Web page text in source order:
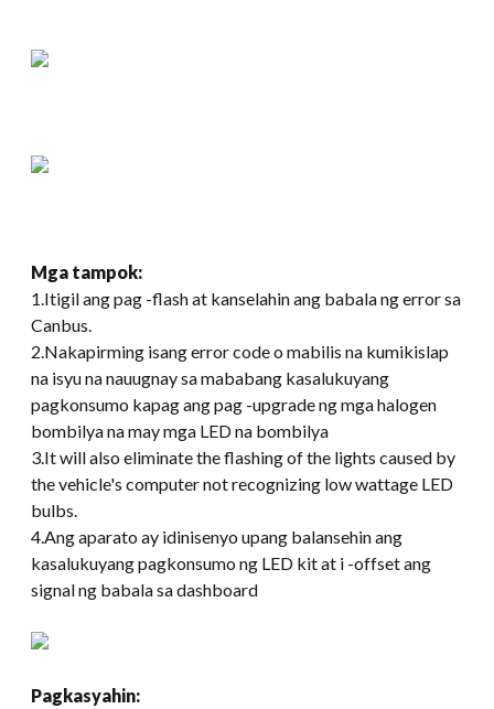
Mga tampok:
1.Itigil ang pag -flash at kanselahin ang babala ng error sa
Canbus.
2.Nakapirming isang error code o mabilis na kumikislap
na isyu na nauugnay sa mababang kasalukuyang
pagkonsumo kapag ang pag -upgrade ng mga halogen
bombilya na may mga LED na bombilya
3. It will also eliminate the flashing of the lights caused by
the vehicle's computer not recognizing low wattage LED
bulbs
4.Ang aparato ay idinisenyo upang balansehin ang
kasalukuyang pagkonsumo ng LED kit at i -offset ang
signal ng babala sa dashboard
Pagkasyahin: